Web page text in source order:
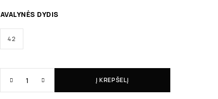
AVALYNĖS DYDIS
42
Į KREPŠELĮ